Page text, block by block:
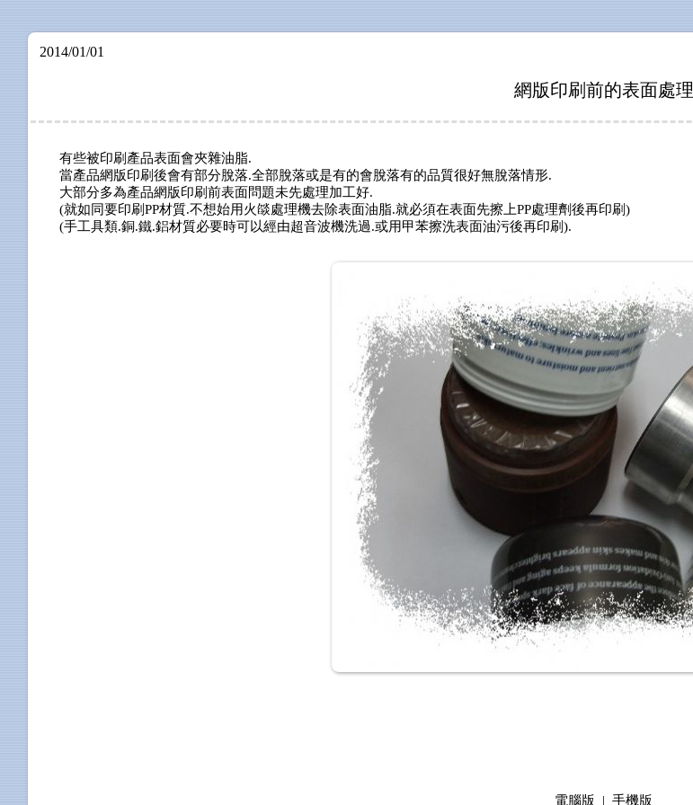
2014/01/01
網版印刷前的表面處理
有些被印刷產品表面會夾雜油脂.
當產品網版印刷後會有部分脫落.全部脫落或是有的會脫落有的品質很好無脫落情形.
大部分多為產品網版印刷前表面問題未先處理加工好.
(就如同要印刷PP材質.不想始用火燄處理機去除表面油脂.就必須在表面先擦上PP處理劑後再印刷)
(手工具類.銅.鐵.鋁材質必要時可以經由超音波機洗過.或用甲苯擦洗表面油污後再印刷).
電腦版 |手機版